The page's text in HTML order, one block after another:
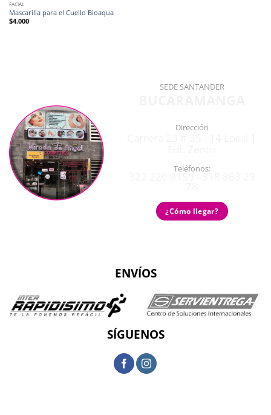
FACIAL
Mascarilla para el Cuello Bioaqua
$4.000
SEDE SANTANDER
Dirección
Teléfonos:
¿Cómo llegar?
ENVÍOS
SÍGUENOS